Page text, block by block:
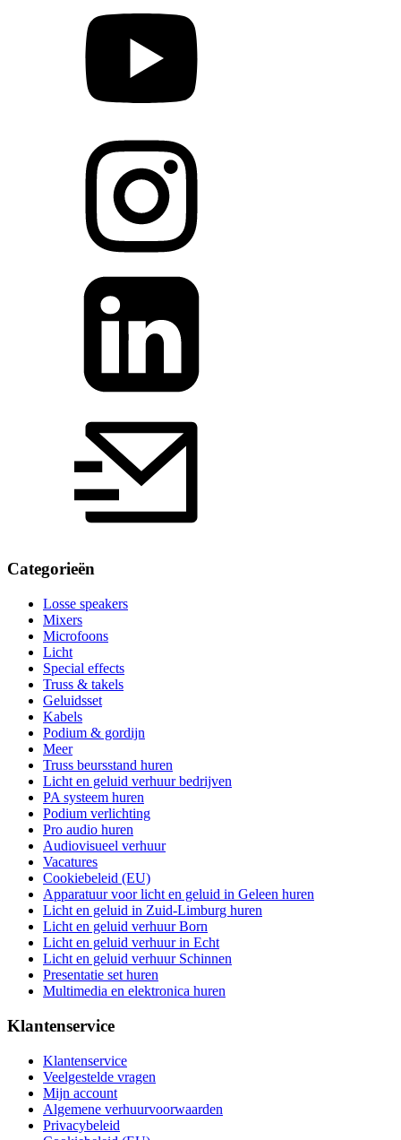
Categorieën
Losse speakers
Mixers
Microfoons
Licht
Special effects
Truss & takels
Geluidsset
Kabels
Podium & gordijn
Meer
Truss beursstand huren
Licht en geluid verhuur bedrijven
PA systeem huren
Podium verlichting
Pro audio huren
Audiovisueel verhuur
Vacatures
Cookiebeleid (EU)
Apparatuur voor licht en geluid in Geleen huren
Licht en geluid in Zuid-Limburg huren
Licht en geluid verhuur Born
Licht en geluid verhuur in Echt
Licht en geluid verhuur Schinnen
Presentatie set huren
Multimedia en elektronica huren
Klantenservice
Klantenservice
Veelgestelde vragen
Mijn account
Algemene verhuurvoorwaarden
Privacybeleid